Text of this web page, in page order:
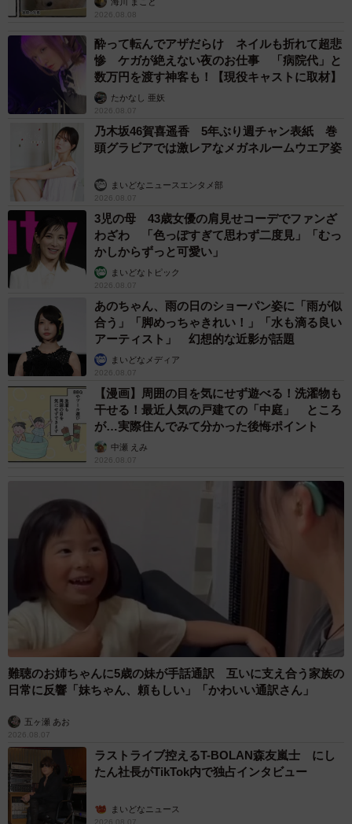
— rika et demi (@majomirutam)
2026.08.08
酔って転んでアザだらけ ネイルも折れて超悲
惨 ケガが絶えない夜のお仕事 「病院代」と
数万円を渡す神客も！【現役キャストに取材】
たかなし 亜妖
2026.08.07
乃木坂46賀喜遥香 5年ぶり週チャン表紙 巻
頭グラビアでは激レアなメガネルームウエア姿
まいどなニュースエンタメ部
2026.08.07
3児の母 43歳女優の肩見せコーデでファンざ
わざわ 「色っぽすぎて思わず二度見」「むっ
かしからずっと可愛い」
まいどなトピック
2026.08.07
あのちゃん、雨の日のショーパン姿に「雨が似
合う」「脚めっちゃきれい！」「水も滴る良い
アーティスト」 幻想的な近影が話題
まいどなメディア
2026.08.07
【漫画】周囲の目を気にせず遊べる！洗濯物も
干せる！最近人気の戸建ての「中庭」 ところ
が…実際住んでみて分かった後悔ポイント
中瀬 えみ
2026.08.07
難聴のお姉ちゃんに5歳の妹が手話通訳 互いに支え合う家族の
日常に反響「妹ちゃん、頼もしい」「かわいい通訳さん」
五ヶ瀬 あお
2026.08.07
ラストライブ控えるT-BOLAN森友嵐士 にし
たん社長がTikTok内で独占インタビュー
まいどなニュース
2026.08.07